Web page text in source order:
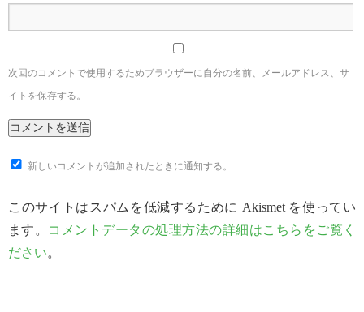
次回のコメントで使用するためブラウザーに自分の名前、メールアドレス、サ
イトを保存する。
新しいコメントが追加されたときに通知する。
このサイトはスパムを低減するために Akismet を使ってい
ます。 コメントデータの処理方法の詳細はこちらをご覧く
ださい。